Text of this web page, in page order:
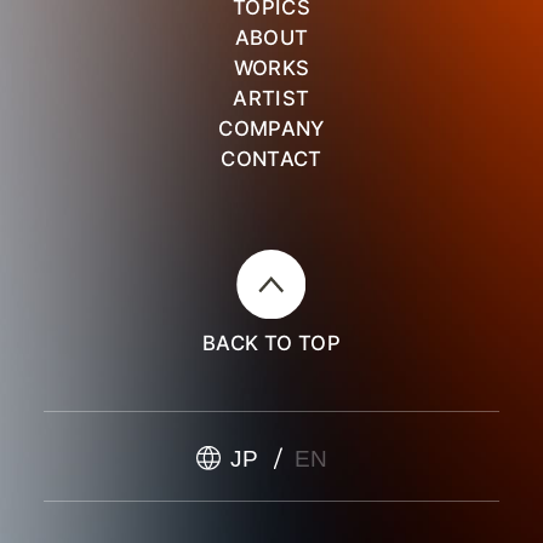
TOPICS
ABOUT
WORKS
ARTIST
COMPANY
CONTACT
BACK TO TOP
EN
JP